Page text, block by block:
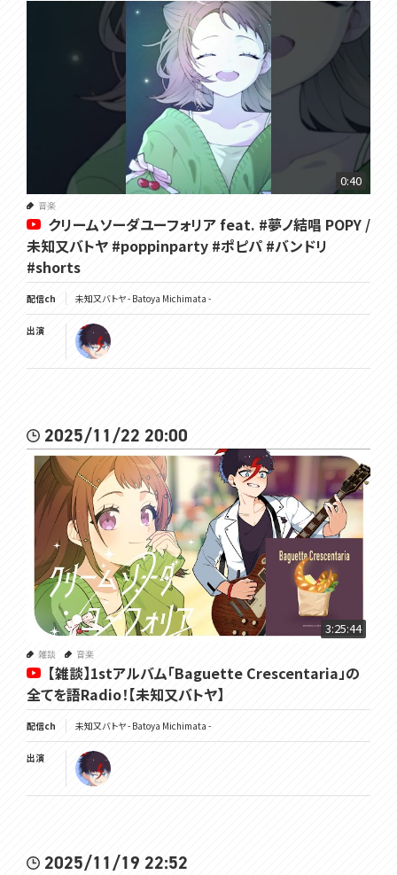
0:40
音楽
クリームソーダユーフォリア feat. #夢ノ結唱 POPY /
未知又バトヤ #poppinparty #ポピパ #バンドリ
#shorts
配信ch 未知又バトヤ - Batoya Michimata -
出演
2025/11/22 20:00
3:25:44
雑談 音楽
【雑談】1stアルバム「Baguette Crescentaria」の
全てを語Radio！【未知又バトヤ】
配信ch 未知又バトヤ - Batoya Michimata -
出演
2025/11/19 22:52